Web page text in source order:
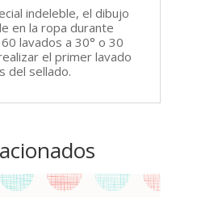
indeleble, el dibujo
en la ropa durante
lavados a 30° o 30
el primer lavado
del sellado.